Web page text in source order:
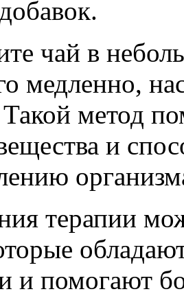
чай в
медленно,
метод
и
терапии
и помогают